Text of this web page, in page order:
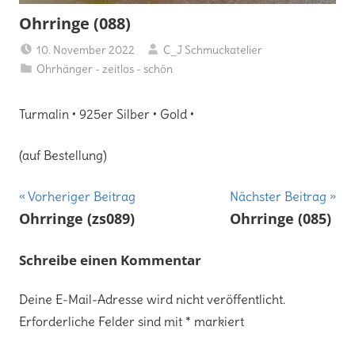
Ohrringe (088)
10. November 2022
C_J Schmuckatelier
Ohrhänger - zeitlos - schön
Turmalin • 925er Silber • Gold •
(auf Bestellung)
Beitragsnavigation
Vorheriger Beitrag
Ohrringe (zs089)
Nächster Beitrag
Ohrringe (085)
Schreibe einen Kommentar
Deine E-Mail-Adresse wird nicht veröffentlicht.
Erforderliche Felder sind mit * markiert